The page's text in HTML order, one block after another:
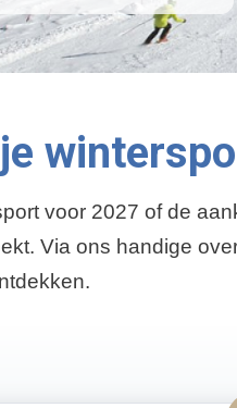
voor 2027 of de
Via ons handige